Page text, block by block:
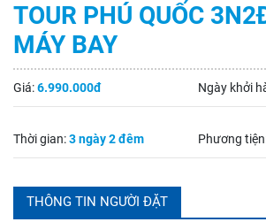
TOUR PHÚ QUỐC
MÁY BAY
Giá:6.990.000đ Ngày khởi
Thời gian:3 ngày 2 đêm Phương
THÔNG TIN NGƯỜI ĐẶT